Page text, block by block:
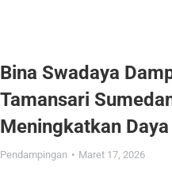
Bina Swadaya
Tamansari
Meningkatkan
Pendampingan Maret 17, 2026